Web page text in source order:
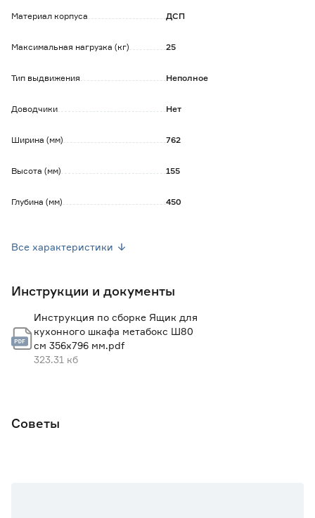
Материал корпуса ДСП
Максимальная нагрузка (кг) 25
Тип выдвижения Неполное
Доводчики Нет
Ширина (мм) 762
Высота (мм) 155
Глубина (мм) 450
Вес брутто (кг) 6.54
Все характеристики
Инструкции и документы
Инструкция по сборке Ящик для
кухонного шкафа метабокс Ш80
см 356х796 мм.pdf
323.31 кб
Советы